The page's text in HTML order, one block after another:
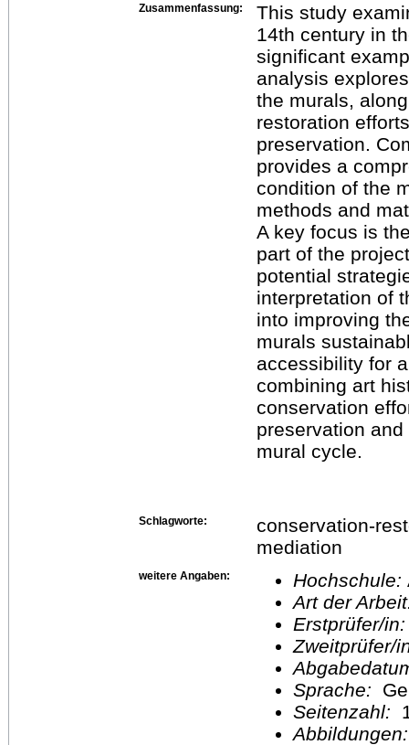
Zusammenfassung:
This study
14th century in
significant
analysis
the murals,
restoration
preservation.
provides a
condition of the
methods and
A key focus is
part of the
potential
interpretation of
into improving
murals
accessibility for
combining art
conservation
preservation
mural cycle.
Schlagworte:
conservation-
mediation
weitere Angaben: Hochschule:
Art der
Erstprüfer/
Sprache:
Seitenzahl: